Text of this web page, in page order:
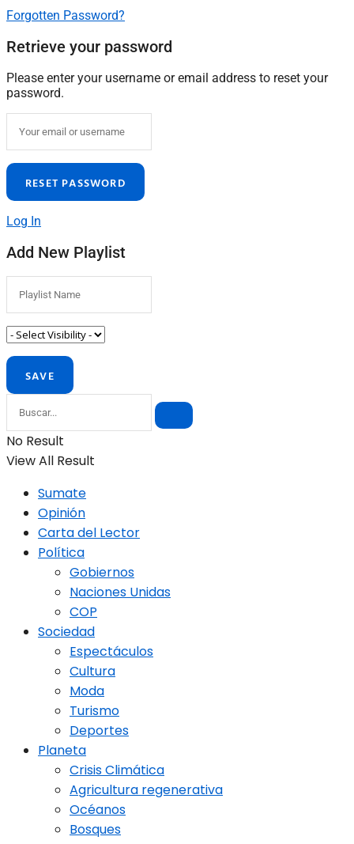
Forgotten Password?
Retrieve your password
Please enter your username or email address to reset your
password.
Log In
Add New Playlist
No Result
View All Result
Sumate
Opinión
Carta del Lector
Política
Gobiernos
Naciones Unidas
COP
Sociedad
Espectáculos
Cultura
Moda
Turismo
Deportes
Planeta
Crisis Climática
Agricultura regenerativa
Océanos
Bosques